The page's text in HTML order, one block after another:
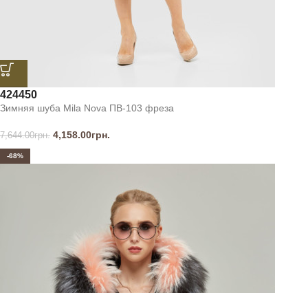
424450
Зимняя шуба Mila Nova ПВ-103 фреза
7,644.00грн. 4,158.00грн.
-68%